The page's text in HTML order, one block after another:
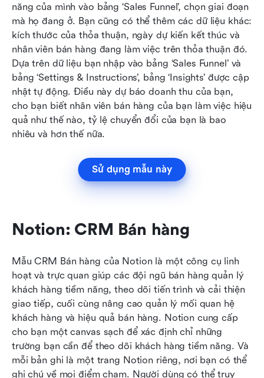
năng của mình vào bảng ‘Sales Funnel’, chọn giai đoạn
mà họ đang ở. Bạn cũng có thể thêm các dữ liệu khác:
kích thước của thỏa thuận, ngày dự kiến kết thúc và
nhân viên bán hàng đang làm việc trên thỏa thuận đó.
Dựa trên dữ liệu bạn nhập vào bảng ‘Sales Funnel’ và
bảng ‘Settings & Instructions’, bảng ‘Insights’ được cập
nhật tự động. Điều này dự báo doanh thu của bạn,
cho bạn biết nhân viên bán hàng của bạn làm việc hiệu
quả như thế nào, tỷ lệ chuyển đổi của bạn là bao
nhiêu và hơn thế nữa.
Sử dụng mẫu này
Notion: CRM Bán hàng
Mẫu CRM Bán hàng của Notion là một công cụ linh
hoạt và trực quan giúp các đội ngũ bán hàng quản lý
khách hàng tiềm năng, theo dõi tiến trình và cải thiện
giao tiếp, cuối cùng nâng cao quản lý mối quan hệ
khách hàng và hiệu quả bán hàng. Notion cung cấp
cho bạn một canvas sạch để xác định chỉ những
trường bạn cần để theo dõi khách hàng tiềm năng. Và
mỗi bản ghi là một trang Notion riêng, nơi bạn có thể
ghi chú về mọi điểm chạm. Người dùng có thể truy